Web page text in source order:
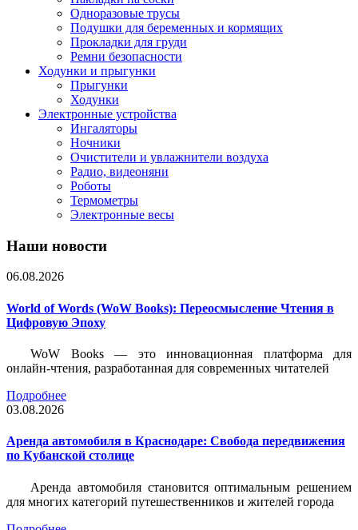
Одноразовые трусы
Подушки для беременных и кормящих
Прокладки для груди
Ремни безопасности
Ходунки и прыгунки
Прыгунки
Ходунки
Электронные устройства
Ингаляторы
Ночники
Очистители и увлажнители воздуха
Радио, видеоняни
Роботы
Термометры
Электронные весы
Наши новости
06.08.2026
World of Words (WoW Books): Переосмысление Чтения в
Цифровую Эпоху
WoW Books — это инновационная платформа для
онлайн-чтения, разработанная для современных читателей
Подробнее
03.08.2026
Аренда автомобиля в Краснодаре: Свобода передвижения
по Кубанской столице
Аренда автомобиля становится оптимальным решением
для многих категорий путешественников и жителей города